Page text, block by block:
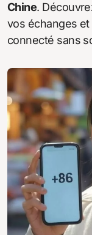
Chine.
vos échanges
connecté sans